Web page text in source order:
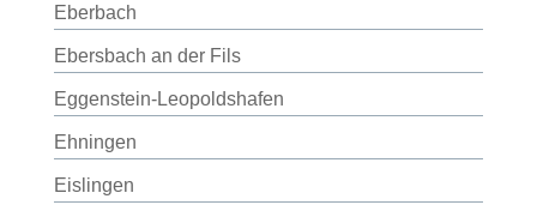
Eberbach
Ebersbach an der Fils
Eggenstein-Leopoldshafen
Ehningen
Eislingen